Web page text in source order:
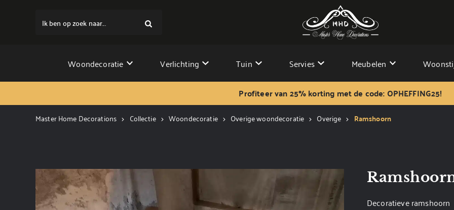
Ik ben op zoek naar...
Woondecoratie Verlichting Tuin Servies Meubelen
Profiteer van 25% korting met de code: OPHEFFING25!
Master Home Decorations Collectie Woondecoratie Overige woondecoratie Overige Ramshoorn
Decoratieve ramshoorn